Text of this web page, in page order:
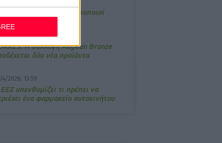
θρανία ξανά οι φαρμακοποιοί
7/2026, 16:05
Η συλλογή Aegean Bronze
δύο νέα προϊόντα
4/2026, 13:59
υπενθυμίζει τι πρέπει να
ένα φαρμακείο αυτοκινήτου